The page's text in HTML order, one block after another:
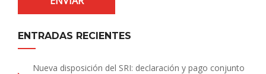
ENTRADAS RECIENTES
Nueva disposición del SRI: declaración y pago conjunto